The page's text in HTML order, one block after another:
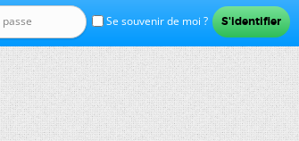
Se souvenir de moi ?